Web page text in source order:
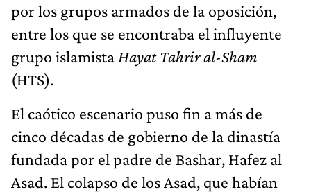
por los grupos armados de la oposición,
entre los que se encontraba el influyente
grupo islamista Hayat Tahrir al-Sham
(HTS).
El caótico escenario puso fin a más de
cinco décadas de gobierno de la dinastía
fundada por el padre de Bashar, Hafez al
Asad. El colapso de los Asad, que habían